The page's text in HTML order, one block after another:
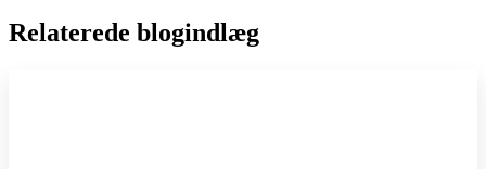
Relaterede blogindlæg